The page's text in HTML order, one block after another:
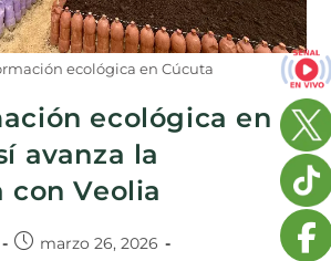
ecológica en Cúcuta
ecológica en
avanza la
con Veolia
marzo 26, 2026